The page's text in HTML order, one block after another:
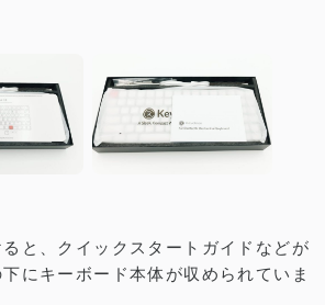
と、クイックスタートガイドなどが
にキーボード本体が収められていま